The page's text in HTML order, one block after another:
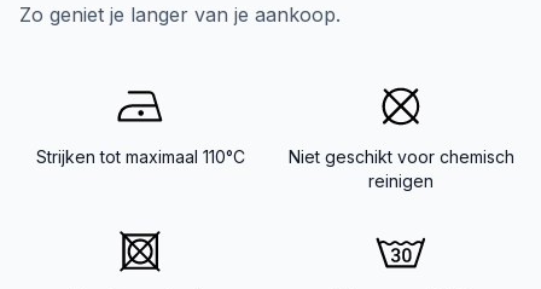
Zo geniet je langer van je aankoop.
Strijken tot maximaal 110°C
Niet geschikt voor chemisch
reinigen